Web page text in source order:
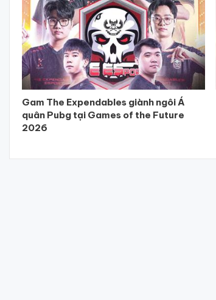
Gam The Expendables giành ngôi Á
quân Pubg tại Games of the Future
2026